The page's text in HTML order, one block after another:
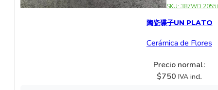
SKU:387WD
陶瓷碟子UN PLATO
Cerámica de Flores
Precio normal:
$750 IVA incl.